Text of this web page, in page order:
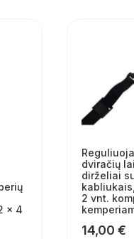
× 4
dviračių
dirželiai
2 vnt.
14,00 €